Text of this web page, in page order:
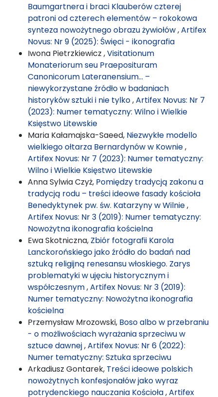
Baumgartnera i braci Klauberów czterej
patroni od czterech elementów – rokokowa
synteza nowożytnego obrazu żywiołów,Artifex
Novus: Nr 9 (2025): Święci - ikonografia
Iwona Pietrzkiewicz ,Visitationum
Monateriorum seu Praeposituram
Canonicorum Lateranensium… –
niewykorzystane źródło w badaniach
historyków sztuki i nie tylko,Artifex Novus: Nr 7
(2023): Numer tematyczny: Wilno i Wielkie
Księstwo Litewskie
Maria Kałamajska-Saeed, Niezwykłe modello
wielkiego ołtarza Bernardynów w Kownie,
Artifex Novus: Nr 7 (2023): Numer tematyczny:
Wilno i Wielkie Księstwo Litewskie
Anna Sylwia Czyż, Pomiędzy tradycją zakonu a
tradycją rodu – treści ideowe fasady kościoła
Benedyktynek pw. św. Katarzyny w Wilnie,
Artifex Novus: Nr 3 (2019): Numer tematyczny:
Nowożytna ikonografia kościelna
Ewa Skotniczna, Zbiór fotografii Karola
Lanckorońskiego jako źródło do badań nad
sztuką religijną renesansu włoskiego. Zarys
problematyki w ujęciu historycznym i
współczesnym,Artifex Novus: Nr 3 (2019):
Numer tematyczny: Nowożytna ikonografia
kościelna
Przemysław Mrozowski, Boso albo w przebraniu
- o możliwościach wyrażania sprzeciwu w
sztuce dawnej,Artifex Novus: Nr 6 (2022):
Numer tematyczny: Sztuka sprzeciwu
Arkadiusz Gontarek, Treści ideowe polskich
nowożytnych konfesjonałów jako wyraz
potrydenckiego nauczania Kościoła,Artifex